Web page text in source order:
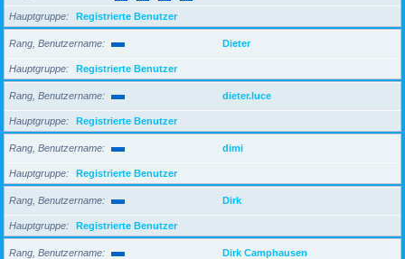
Hauptgruppe Registrierte Benutzer
Rang, Benutzername Dieter
Hauptgruppe Registrierte Benutzer
Rang, Benutzername dieter.luce
Hauptgruppe Registrierte Benutzer
Rang, Benutzername dimi
Hauptgruppe Registrierte Benutzer
Rang, Benutzername Dirk
Hauptgruppe Registrierte Benutzer
Rang, Benutzername Dirk Camphausen